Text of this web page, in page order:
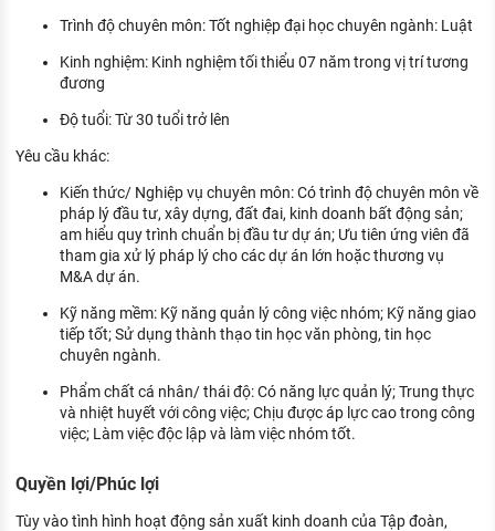
Trình độ chuyên môn: Tốt nghiệp đại học chuyên ngành: Luật
Kinh nghiệm: Kinh nghiệm tối thiểu 07 năm trong vị trí tương
đương
Độ tuổi: Từ 30 tuổi trở lên
Yêu cầu khác:
Kiến thức/ Nghiệp vụ chuyên môn: Có trình độ chuyên môn về
pháp lý đầu tư, xây dựng, đất đai, kinh doanh bất động sản;
am hiểu quy trình chuẩn bị đầu tư dự án; Ưu tiên ứng viên đã
tham gia xử lý pháp lý cho các dự án lớn hoặc thương vụ
M&A dự án.
Kỹ năng mềm: Kỹ năng quản lý công việc nhóm; Kỹ năng giao
tiếp tốt; Sử dụng thành thạo tin học văn phòng, tin học
chuyên ngành.
Phẩm chất cá nhân/ thái độ: Có năng lực quản lý; Trung thực
và nhiệt huyết với công việc; Chịu được áp lực cao trong công
việc; Làm việc độc lập và làm việc nhóm tốt.
Quyền lợi/Phúc lợi
Tùy vào tình hình hoạt động sản xuất kinh doanh của Tập đoàn,